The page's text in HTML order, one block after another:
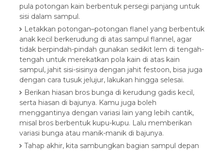
pula potongan kain berbentuk persegi panjang untuk
sisi dalam sampul.
Letakkan potongan–potongan flanel yang berbentuk
anak kecil berkerudung di atas sampul flannel, agar
tidak berpindah-pindah gunakan sedikit lem di tengah-
tengah untuk merekatkan pola kain di atas kain
sampul, jahit sisi-sisinya dengan jahit festoon, bisa juga
dengan cara tusuk jelujur, lakukan hingga selesai.
Berikan hiasan bros bunga di kerudung gadis kecil,
serta hiasan di bajunya. Kamu juga boleh
menggantinya dengan variasi lain yang lebih cantik,
misal bros berbentuk kupu-kupu. Lalu memberikan
variasi bunga atau manik-manik di bajunya.
Tahap akhir, kita sambungkan bagian sampul depan